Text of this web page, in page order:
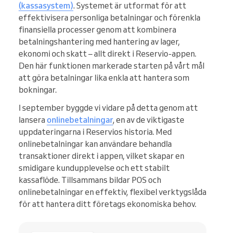
(kassasystem). Systemet är utformat för att
effektivisera personliga betalningar och förenkla
finansiella processer genom att kombinera
betalningshantering med hantering av lager,
ekonomi och skatt – allt direkt i Reservio-appen.
Den här funktionen markerade starten på vårt mål
att göra betalningar lika enkla att hantera som
bokningar.
I september byggde vi vidare på detta genom att
lansera onlinebetalningar, en av de viktigaste
uppdateringarna i Reservios historia. Med
onlinebetalningar kan användare behandla
transaktioner direkt i appen, vilket skapar en
smidigare kundupplevelse och ett stabilt
kassaflöde. Tillsammans bildar POS och
onlinebetalningar en effektiv, flexibel verktygslåda
för att hantera ditt företags ekonomiska behov.